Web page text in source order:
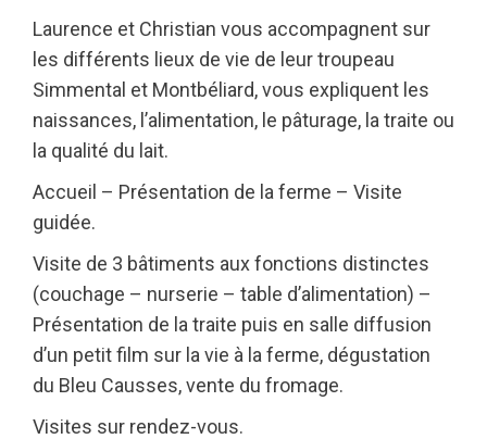
Laurence et Christian vous accompagnent sur
les différents lieux de vie de leur troupeau
Simmental et Montbéliard, vous expliquent les
naissances, l’alimentation, le pâturage, la traite ou
la qualité du lait.
Accueil – Présentation de la ferme – Visite
guidée.
Visite de 3 bâtiments aux fonctions distinctes
(couchage – nurserie – table d’alimentation) –
Présentation de la traite puis en salle diffusion
d’un petit film sur la vie à la ferme, dégustation
du Bleu Causses, vente du fromage.
Visites sur rendez-vous.